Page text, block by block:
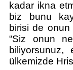
kadar ikna
biz bunu
birisi de
“Siz onun
biliyorsunuz,
ülkemizde